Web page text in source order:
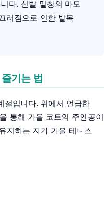
다. 신발 밑창의 마모
러짐으로 인한 발목
기는 법
절입니다. 위에서 언급한
통해 가을 코트의 주인공이
지하는 자가 가을 테니스